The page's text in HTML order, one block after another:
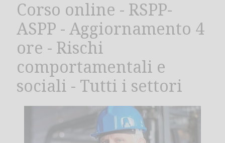
Corso online - RSPP-
ASPP - Aggiornamento 4
ore - Rischi
comportamentali e
sociali - Tutti i settori